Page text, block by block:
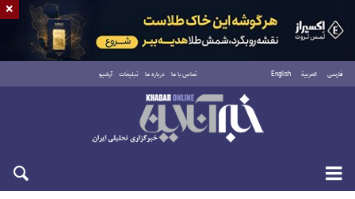
فارسی العربية English تماس با ما درباره ما تبلیغات آرشیو
شنبه ۱۷ مرداد ۱۴۰۵
×